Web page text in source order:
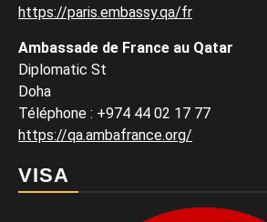
https://paris.embassy.qa/fr
Ambassade de France au Qatar
Diplomatic St
Doha
Téléphone : +974 44 02 17 77
https://qa.ambafrance.org/
VISA